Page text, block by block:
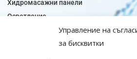
Управление на
за бисквитки
Хидромасажни панели
Осветление
Огледала за баня